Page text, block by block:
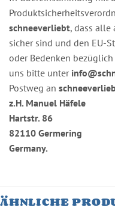
schneeverliebt, dass alle
sicher sind und den EU-
oder Bedenken
uns bitte unter
Postweg an
z.H. Manuel Häfele
Hartstr. 86
82110 Germering
Germany.
ÄHNLICHE